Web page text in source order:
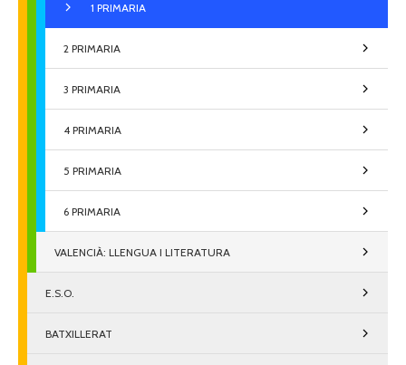
1 PRIMARIA
2 PRIMARIA
3 PRIMARIA
4 PRIMARIA
5 PRIMARIA
6 PRIMARIA
VALENCIÀ: LLENGUA I LITERATURA
E.S.O.
BATXILLERAT